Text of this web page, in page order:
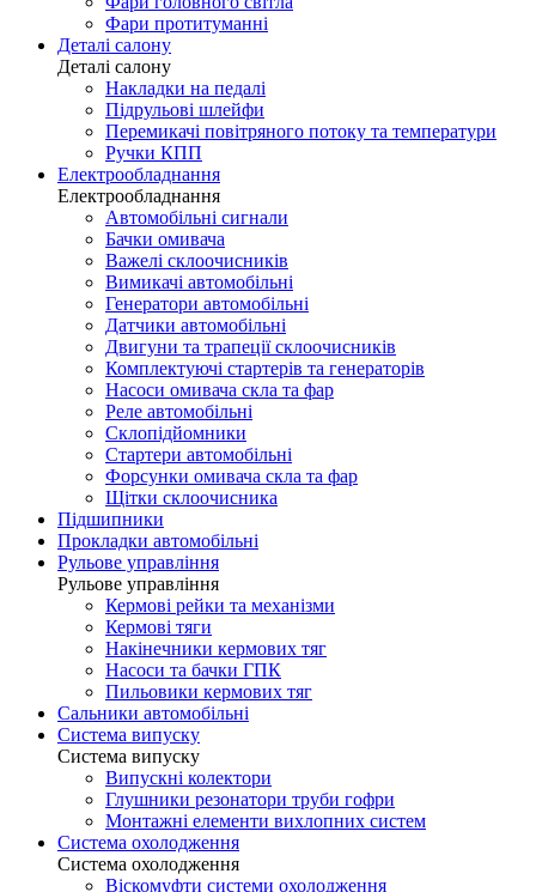
Фари протитуманні
Деталі салону
Деталі салону
Накладки на педалі
Підрульові шлейфи
Перемикачі повітряного потоку та температури
Ручки КПП
Електрообладнання
Електрообладнання
Автомобільні сигнали
Бачки омивача
Важелі склоочисників
Вимикачі автомобільні
Генератори автомобільні
Датчики автомобільні
Двигуни та трапеції склоочисників
Комплектуючі стартерів та генераторів
Насоси омивача скла та фар
Реле автомобільні
Склопідйомники
Стартери автомобільні
Форсунки омивача скла та фар
Щітки склоочисника
Підшипники
Прокладки автомобільні
Рульове управління
Рульове управління
Кермові рейки та механізми
Кермові тяги
Накінечники кермових тяг
Насоси та бачки ГПК
Пильовики кермових тяг
Сальники автомобільні
Система випуску
Система випуску
Випускні колектори
Глушники резонатори труби гофри
Монтажні елементи вихлопних систем
Система охолодження
Система охолодження
Віскомуфти системи охолодження